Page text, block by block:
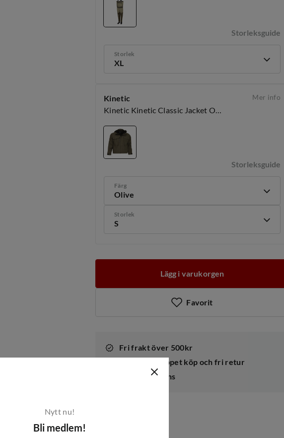
Storleksguide
Storlek
XL
Kinetic
Kinetic Kinetic Classic Jacket Olive
Mer info
Storleksguide
Färg
Olive
Storlek
S
Lägg i varukorgen
Favorit
Fri frakt över 500kr
100 dagars öppet köp och fri retur
Snabb leverans
Nytt nu!
Bli medlem!